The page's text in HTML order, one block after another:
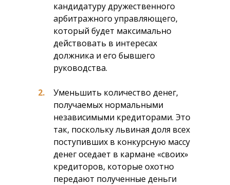
кандидатуру дружественного
арбитражного управляющего,
который будет максимально
действовать в интересах
должника и его бывшего
руководства.
Уменьшить количество денег,
получаемых нормальными
независимыми кредиторами. Это
так, поскольку львиная доля всех
поступивших в конкурсную массу
денег оседает в кармане «своих»
кредиторов, которые охотно
передают полученные деньги
2.